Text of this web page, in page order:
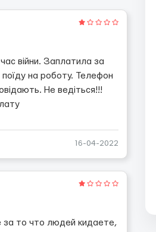
війни. Заплатила за
на роботу. Телефон
Не ведіться!!!
16-04-2022
за то что людей кидаете,